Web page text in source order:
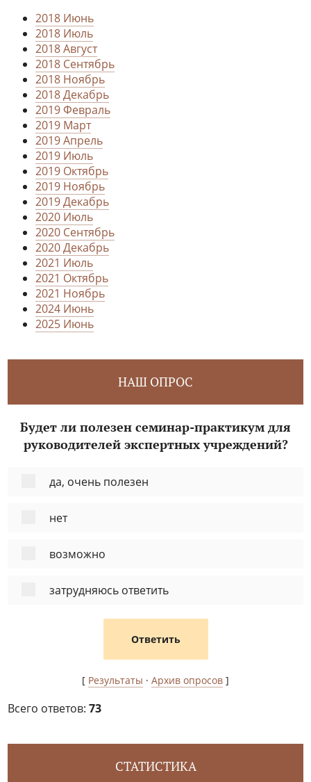
2018 Июнь
2018 Июль
2018 Август
2018 Сентябрь
2018 Ноябрь
2018 Декабрь
2019 Февраль
2019 Март
2019 Апрель
2019 Июль
2019 Октябрь
2019 Ноябрь
2019 Декабрь
2020 Июль
2020 Сентябрь
2020 Декабрь
2021 Июль
2021 Октябрь
2021 Ноябрь
2024 Июнь
2025 Июнь
НАШ ОПРОС
Будет ли полезен семинар-практикум для
руководителей экспертных учреждений?
да, очень полезен
нет
возможно
затрудняюсь ответить
[ Результаты · Архив опросов ]
Всего ответов: 73
СТАТИСТИКА